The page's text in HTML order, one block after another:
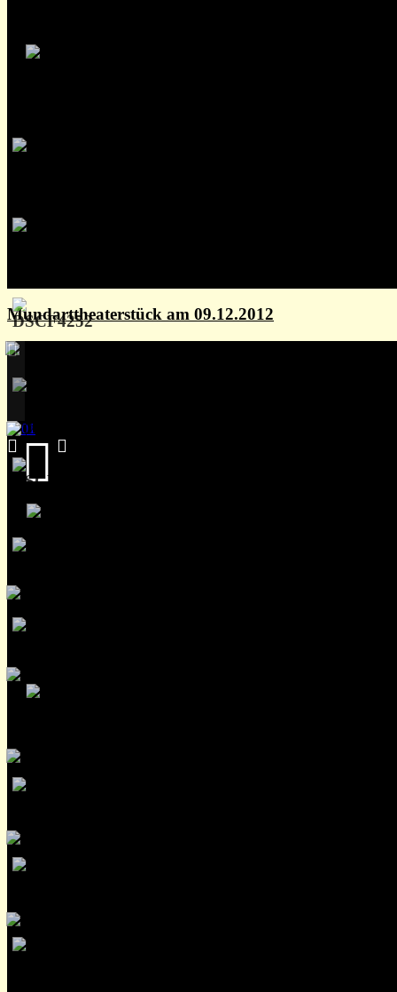
Mundarttheaterstück am 09.12.2012